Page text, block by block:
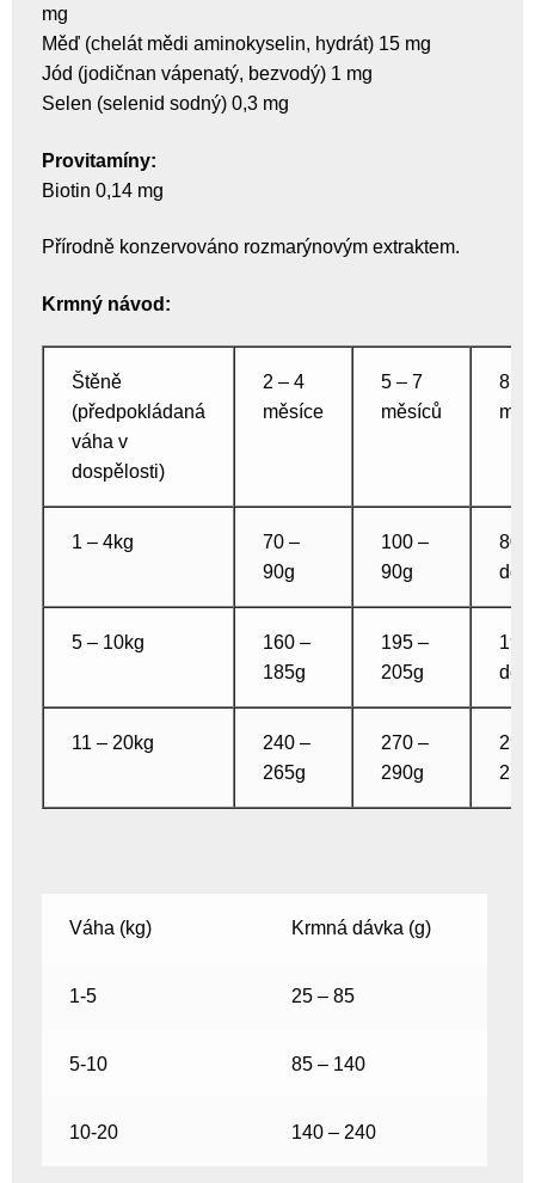
mg
Měď (chelát mědi aminokyselin, hydrát) 15 mg
Jód (jodičnan vápenatý, bezvodý) 1 mg
Selen (selenid sodný) 0,3 mg
Provitamíny:
Biotin 0,14 mg
Přírodně konzervováno rozmarýnovým extraktem.
Krmný návod:
Štěně
(předpokládaná
váha v
dospělosti)
2 – 4
měsíce
5 – 7
měsíců
8 –
1 – 4kg
70 –
90g
100 –
90g
80g
5 – 10kg
160 –
185g
195 –
205g
11 – 20kg
240 –
265g
270 –
290g
290
Váha (kg) Krmná dávka (g)
1-5 25 – 85
5-10 85 – 140
10-20 140 – 240